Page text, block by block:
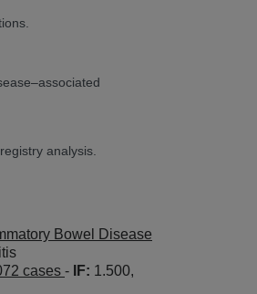
analysis.
Bowel Disease
cases - IF: 1.500,